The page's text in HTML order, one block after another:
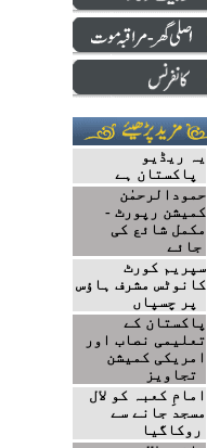
یہ ریڈیو
حمودالرحمٰن
کمیشن رپورٹ -
مکمل شائع کی
جائے
سپریم کورٹ
کانوٹس مشرف ہاؤس
پاکستان کے
تعلیمی نصاب اور
امریکی کمیشن
امامِ کعبہ کو لال
مسجد جانے سے
روکاگیا